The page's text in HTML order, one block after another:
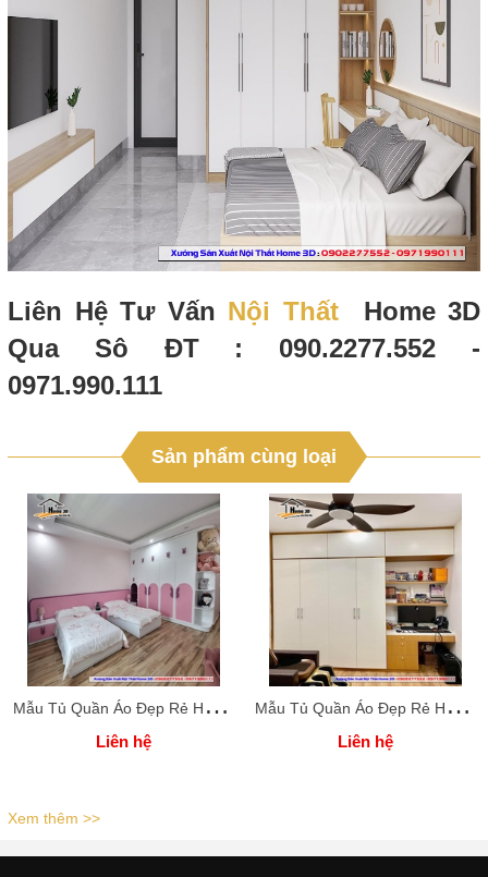
Liên Hệ Tư Vấn Nội ThấtHome 3D
Qua Sô ĐT : 090.2277.552 -
0971.990.111
Sản phẩm cùng loại
M
ẫu Tủ Quần Áo Đẹp Rẻ Home 3D
Liên hệ
M
ẫu Tủ Quần Áo Đẹp Rẻ Home 3D
Liên hệ
Xem thêm >>